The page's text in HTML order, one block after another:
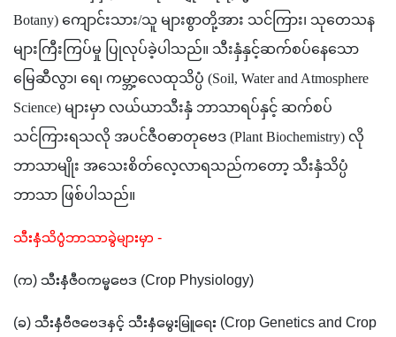
Botany) ကျောင်းသား/သူ များစွာတို့အား သင်ကြား၊ သုတေသန
များကြီးကြပ်မှု ပြုလုပ်ခဲ့ပါသည်။ သီးနှံနှင့်ဆက်စပ်နေသော
မြေဆီလွာ၊ ရေ၊ ကမ္ဘာ့လေထုသိပ္ပံ (Soil, Water and Atmosphere
Science) များမှာ လယ်ယာသီးနှံ ဘာသာရပ်နှင့် ဆက်စပ်
သင်ကြားရသလို အပင်ဇီဝဓာတုဗေဒ (Plant Biochemistry) လို
ဘာသာမျိုး အသေးစိတ်လေ့လာရသည်ကတော့ သီးနှံသိပ္ပံ
ဘာသာ ဖြစ်ပါသည်။
သီးနှံသိပ္ပံဘာသာခွဲများမှာ -
(က) သီးနှံဇီဝကမ္မဗေဒ (Crop Physiology)
(ခ) သီးနှံဗီဇဗေဒနှင့် သီးနှံမွေးမြူရေး (Crop Genetics and Crop